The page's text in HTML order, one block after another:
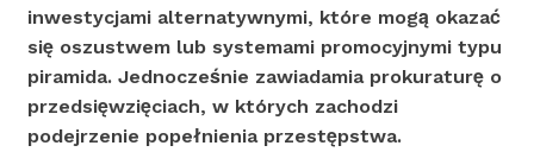
inwestycjami alternatywnymi, które mogą okazać
się oszustwem lub systemami promocyjnymi typu
piramida. Jednocześnie zawiadamia prokuraturę o
przedsięwzięciach, w których zachodzi
podejrzenie popełnienia przestępstwa.